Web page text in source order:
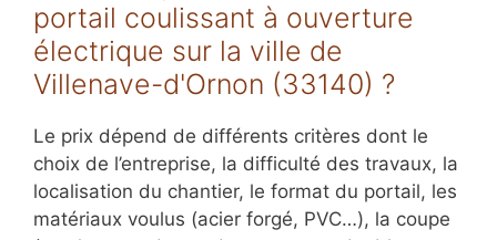
portail coulissant à ouverture
électrique sur la ville de
Villenave-d'Ornon (33140) ?
Le prix dépend de différents critères dont le
choix de l’entreprise, la difficulté des travaux, la
localisation du chantier, le format du portail, les
matériaux voulus (acier forgé, PVC…), la coupe